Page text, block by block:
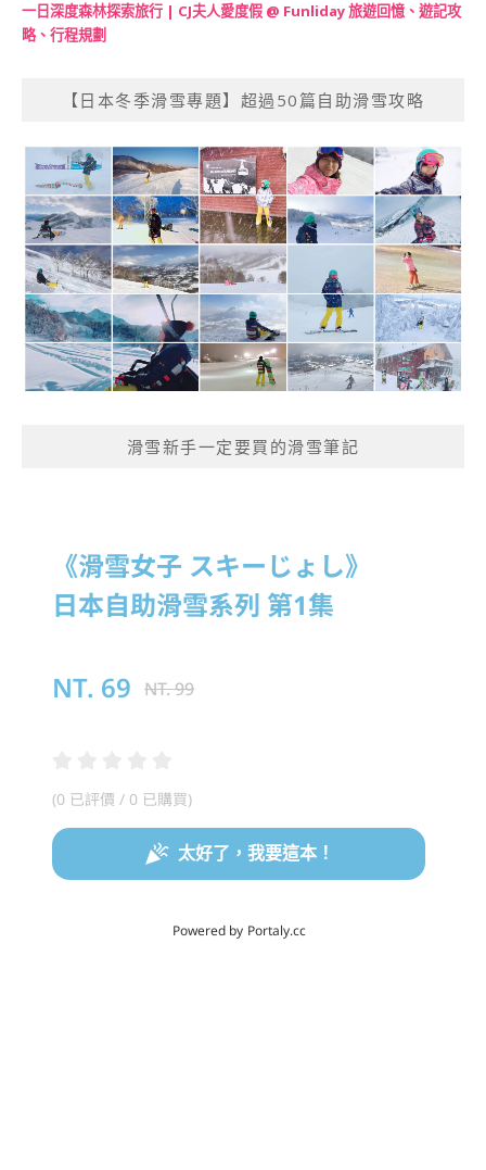
一日深度森林探索旅行 | CJ夫人愛度假 @ Funliday 旅遊回憶、遊記攻
略、行程規劃
【日本冬季滑雪專題】超過50篇自助滑雪攻略
滑雪新手一定要買的滑雪筆記